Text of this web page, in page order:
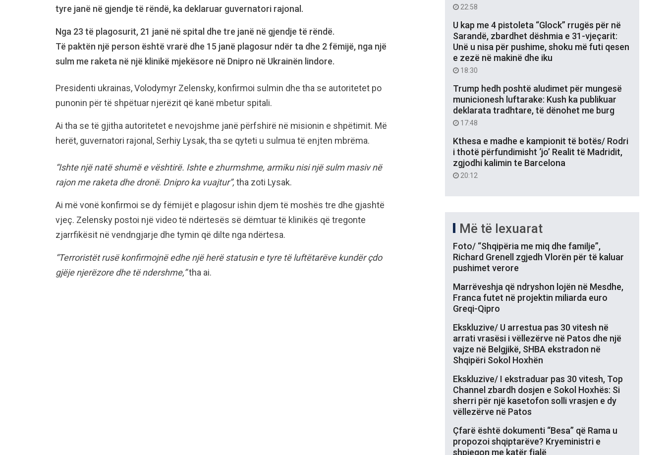
tyre janë në gjendje të rëndë, ka deklaruar guvernatori rajonal.
Nga 23 të plagosurit, 21 janë në spital dhe tre janë në gjendje të rëndë.
Të paktën një person është vrarë dhe 15 janë plagosur ndër ta dhe 2 fëmijë, nga një
sulm me raketa në një klinikë mjekësore në Dnipro në Ukrainën lindore.
Presidenti ukrainas, Volodymyr Zelensky, konfirmoi sulmin dhe tha se autoritetet po
punonin për të shpëtuar njerëzit që kanë mbetur spitali.
Ai tha se të gjitha autoritetet e nevojshme janë përfshirë në misionin e shpëtimit. Më
herët, guvernatori rajonal, Serhiy Lysak, tha se qyteti u sulmua të enjten mbrëma.
“Ishte një natë shumë e vështirë. Ishte e zhurmshme, armiku nisi një sulm masiv në
rajon me raketa dhe dronë. Dnipro ka vuajtur”, tha zoti Lysak.
Ai më vonë konfirmoi se dy fëmijët e plagosur ishin djem të moshës tre dhe gjashtë
vjeç. Zelensky postoi një video të ndërtesës së dëmtuar të klinikës që tregonte
zjarrfikësit në vendngjarje dhe tymin që dilte nga ndërtesa.
“Terroristët rusë konfirmojnë edhe një herë statusin e tyre të luftëtarëve kundër çdo
gjëje njerëzore dhe të ndershme,”tha ai.
22:58
U kap me 4 pistoleta “Glock” rrugës për në
Sarandë, zbardhet dëshmia e 31-vjeçarit:
Unë u nisa për pushime, shoku më futi qesen
e zezë në makinë dhe iku
18:30
Trump hedh poshtë aludimet për mungesë
municionesh luftarake: Kush ka publikuar
deklarata tradhtare, të dënohet me burg
17:48
Kthesa e madhe e kampionit të botës/ Rodri
i thotë përfundimisht ‘jo’ Realit të Madridit,
zgjodhi kalimin te Barcelona
20:12
Më të lexuarat
Foto/ “Shqipëria me miq dhe familje”,
Richard Grenell zgjedh Vlorën për të kaluar
pushimet verore
Marrëveshja që ndryshon lojën në Mesdhe,
Franca futet në projektin miliarda euro
Greqi-Qipro
Ekskluzive/ U arrestua pas 30 vitesh në
arrati vrasësi i vëllezërve në Patos dhe një
vajze në Belgjikë, SHBA ekstradon në
Shqipëri Sokol Hoxhën
Ekskluzive/ I ekstraduar pas 30 vitesh, Top
Channel zbardh dosjen e Sokol Hoxhës: Si
sherri për një kasetofon solli vrasjen e dy
vëllezërve në Patos
Çfarë është dokumenti “Besa” që Rama u
propozoi shqiptarëve? Kryeministri e
shpjegon me katër fjalë